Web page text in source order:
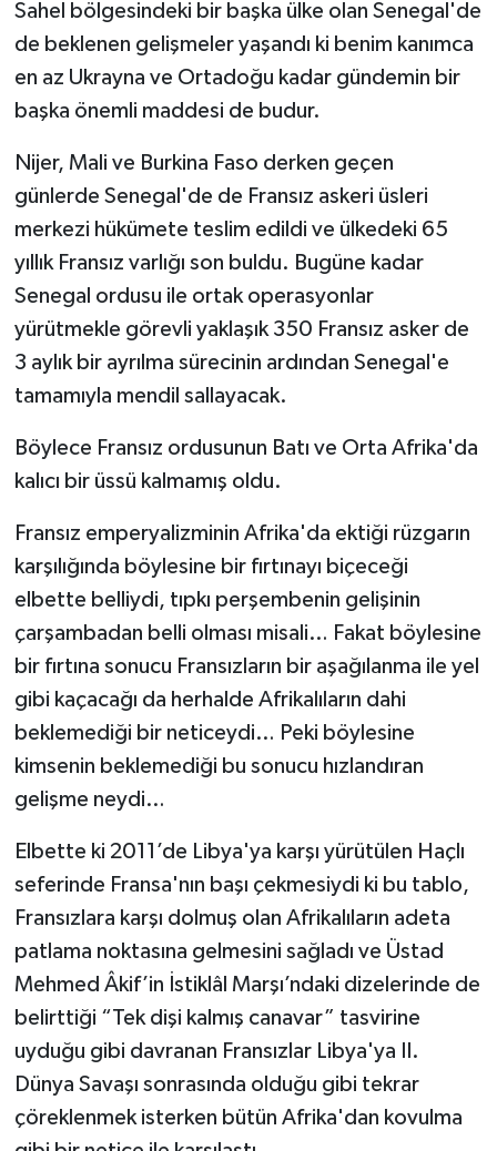
Sahel bölgesindeki bir başka ülke olan Senegal'de
de beklenen gelişmeler yaşandı ki benim kanımca
en az Ukrayna ve Ortadoğu kadar gündemin bir
başka önemli maddesi de budur.
Nijer, Mali ve Burkina Faso derken geçen
günlerde Senegal'de de Fransız askeri üsleri
merkezi hükümete teslim edildi ve ülkedeki 65
yıllık Fransız varlığı son buldu. Bugüne kadar
Senegal ordusu ile ortak operasyonlar
yürütmekle görevli yaklaşık 350 Fransız asker de
3 aylık bir ayrılma sürecinin ardından Senegal'e
tamamıyla mendil sallayacak.
Böylece Fransız ordusunun Batı ve Orta Afrika'da
kalıcı bir üssü kalmamış oldu.
Fransız emperyalizminin Afrika'da ektiği rüzgarın
karşılığında böylesine bir fırtınayı biçeceği
elbette belliydi, tıpkı perşembenin gelişinin
çarşambadan belli olması misali… Fakat böylesine
bir fırtına sonucu Fransızların bir aşağılanma ile yel
gibi kaçacağı da herhalde Afrikalıların dahi
beklemediği bir neticeydi… Peki böylesine
kimsenin beklemediği bu sonucu hızlandıran
gelişme neydi…
Elbette ki 2011’de Libya'ya karşı yürütülen Haçlı
seferinde Fransa'nın başı çekmesiydi ki bu tablo,
Fransızlara karşı dolmuş olan Afrikalıların adeta
patlama noktasına gelmesini sağladı ve Üstad
Mehmed Âkif’in İstiklâl Marşı’ndaki dizelerinde de
belirttiği “Tek dişi kalmış canavar” tasvirine
uyduğu gibi davranan Fransızlar Libya'ya II.
Dünya Savaşı sonrasında olduğu gibi tekrar
çöreklenmek isterken bütün Afrika'dan kovulma